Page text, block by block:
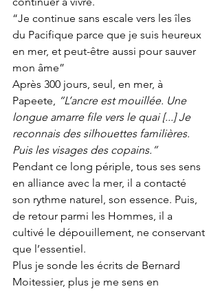
“Je continue sans escale vers les îles
du Pacifique parce que je suis heureux
en mer, et peut-être aussi pour sauver
mon âme”
Après 300 jours, seul, en mer, à
Papeete, “L’ancre est mouillée. Une
longue amarre file vers le quai [...] Je
reconnais des silhouettes familières.
Puis les visages des copains.”
Pendant ce long périple, tous ses sens
en alliance avec la mer, il a contacté
son rythme naturel, son essence. Puis,
de retour parmi les Hommes, il a
cultivé le dépouillement, ne conservant
que l’essentiel.
Plus je sonde les écrits de Bernard
Moitessier, plus je me sens en